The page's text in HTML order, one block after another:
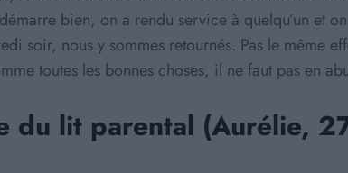
bien, on a rendu service à quelqu’un et
soir, nous y sommes retournés. Pas le même
toutes les bonnes choses, il ne faut pas en
du lit parental (Aurélie,